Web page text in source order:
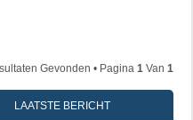
Gevonden • Pagina 1 Van 1
LAATSTE BERICHT